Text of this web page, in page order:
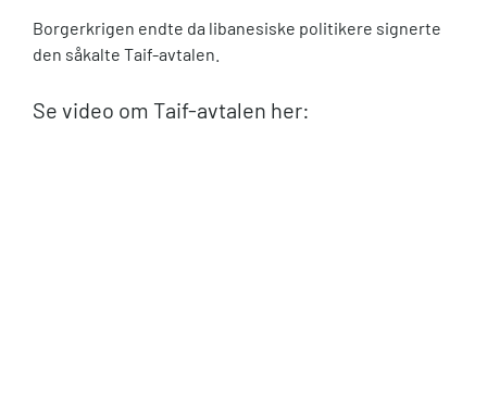
Borgerkrigen endte da libanesiske politikere signerte
den såkalte Taif-avtalen.
Se video om Taif-avtalen her: